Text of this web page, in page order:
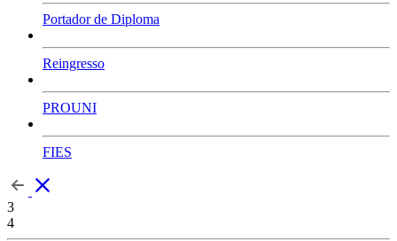
Portador de Diploma
Reingresso
PROUNI
FIES
3
4